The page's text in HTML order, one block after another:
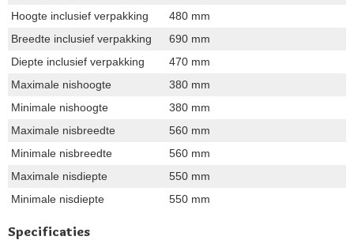
Hoogte inclusief verpakking
480 mm
Breedte inclusief verpakking
690 mm
Diepte inclusief verpakking
470 mm
Maximale nishoogte
380 mm
Minimale nishoogte
380 mm
Maximale nisbreedte
560 mm
Minimale nisbreedte
560 mm
Maximale nisdiepte
550 mm
Minimale nisdiepte
550 mm
Specificaties